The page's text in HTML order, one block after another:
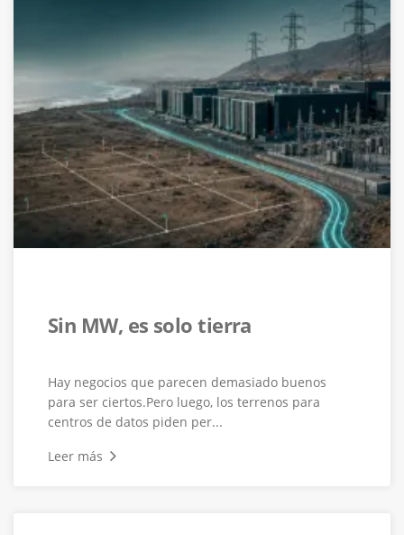
Sin MW, es solo tierra
Hay negocios que parecen demasiado buenos
para ser ciertos.Pero luego, los terrenos para
centros de datos piden per...
Leer más